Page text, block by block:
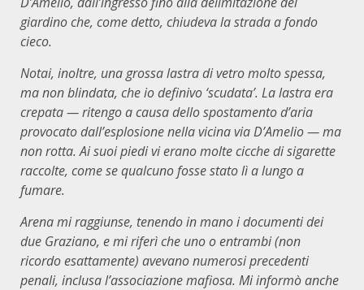
giardino che, come detto, chiudeva la strada a fondo
cieco.
Notai, inoltre, una grossa lastra di vetro molto spessa,
ma non blindata, che io definivo ‘scudata’. La lastra era
crepata — ritengo a causa dello spostamento d’aria
provocato dall’esplosione nella vicina via D’Amelio — ma
non rotta. Ai suoi piedi vi erano molte cicche di sigarette
raccolte, come se qualcuno fosse stato lì a lungo a
fumare.
Arena mi raggiunse, tenendo in mano i documenti dei
due Graziano, e mi riferì che uno o entrambi (non
ricordo esattamente) avevano numerosi precedenti
penali, inclusa l’associazione mafiosa. Mi informò anche